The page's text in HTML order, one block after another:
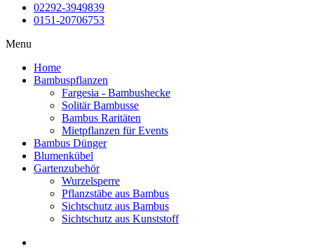
02292-3949839
0151-20706753
Menu
Home
Bambuspflanzen
Fargesia - Bambushecke
Solitär Bambusse
Bambus Raritäten
Mietpflanzen für Events
Bambus Dünger
Blumenkübel
Gartenzubehör
Wurzelsperre
Pflanzstäbe aus Bambus
Sichtschutz aus Bambus
Sichtschutz aus Kunststoff